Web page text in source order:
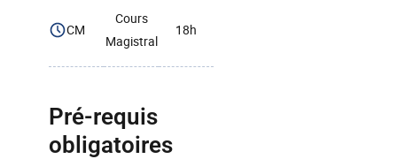
CM
Cours
Magistral
18h
Pré-requis
obligatoires